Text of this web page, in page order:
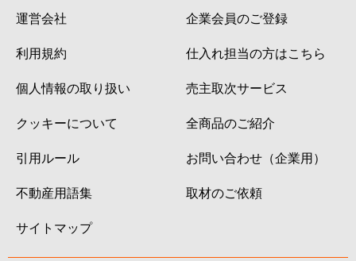
運営会社
利用規約
個人情報の取り扱い
クッキーについて
引用ルール
不動産用語集
サイトマップ
企業会員のご登録
仕入れ担当の方はこちら
売主取次サービス
全商品のご紹介
お問い合わせ（企業用）
取材のご依頼